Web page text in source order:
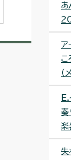
あ
ア
こ
（
奏
楽
失